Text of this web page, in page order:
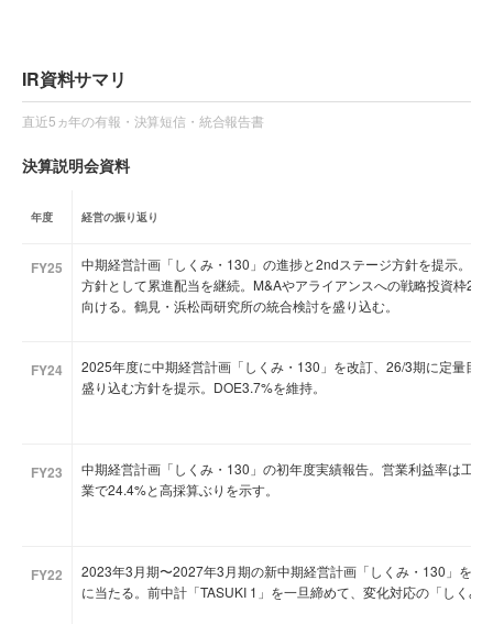
IR資料サマリ
直近5ヵ年の有報・決算短信・統合報告書
決算説明会資料
年度 経営の振り返り
FY25
中期経営計画「しくみ・130」の進捗と2ndステージ方針を提示。
方針として累進配当を継続。M&Aやアライアンスへの戦略投資枠
向ける。鶴見・浜松両研究所の統合検討を盛り込む。
FY24
2025年度に中期経営計画「しくみ・130」を改訂、26/3期に定量目
盛り込む方針を提示。DOE3.7%を維持。
FY23
中期経営計画「しくみ・130」の初年度実績報告。営業利益率は工
業で24.4%と高採算ぶりを示す。
FY22
2023年3月期〜2027年3月期の新中期経営計画「しくみ・130」を
に当たる。前中計「TASUKI 1」を一旦締めて、変化対応の「しくみ